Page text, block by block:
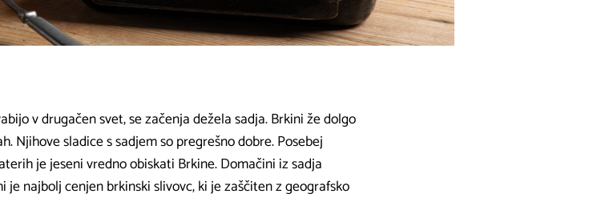
v drugačen svet, se začenja dežela sadja. Brkini že dolgo
Njihove sladice s sadjem so pregrešno dobre. Posebej
je jeseni vredno obiskati Brkine. Domačini iz sadja
najbolj cenjen brkinski slivovc, ki je zaščiten z geografsko